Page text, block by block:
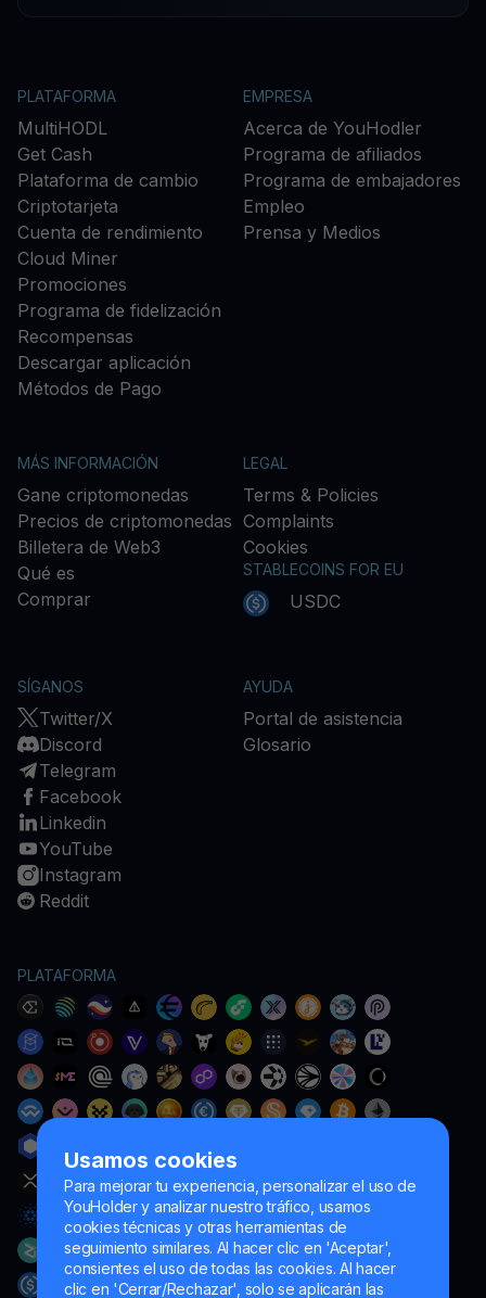
Usamos cookies
Para mejorar tu experiencia, personalizar el uso de
YouHolder y analizar nuestro tráfico, usamos
cookies técnicas y otras herramientas de
seguimiento similares. Al hacer clic en 'Aceptar',
consientes el uso de todas las cookies. Al hacer
clic en 'Cerrar/Rechazar', solo se aplicarán las
PLATAFORMA
MultiHODL
Get Cash
Plataforma de cambio
Criptotarjeta
Cuenta de rendimiento
Cloud Miner
Promociones
Programa de fidelización
Recompensas
Descargar aplicación
Métodos de Pago
EMPRESA
Acerca de YouHodler
Programa de afiliados
Programa de embajadores
Empleo
Prensa y Medios
MÁS INFORMACIÓN
Gane criptomonedas
Precios de criptomonedas
Billetera de Web3
Qué es
Comprar
LEGAL
Terms & Policies
Complaints
Cookies
STABLECOINS FOR EU
USDC
SÍGANOS
Twitter/X
Discord
Telegram
Facebook
Linkedin
YouTube
Instagram
Reddit
AYUDA
Portal de asistencia
Glosario
PLATAFORMA